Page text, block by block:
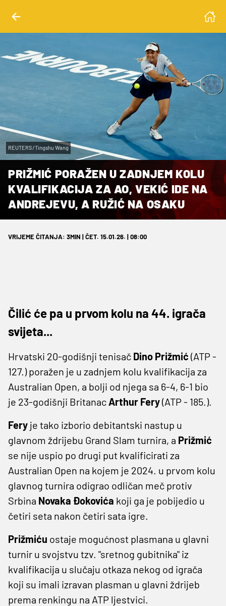
REUTERS/Tingshu Wang
PRIŽMIĆ PORAŽEN U ZADNJEM KOLU
KVALIFIKACIJA ZA AO, VEKIĆ IDE NA
ANDREJEVU, A RUŽIĆ NA OSAKU
VRIJEME ČITANJA: 3MIN | ČET. 15.01.26. | 08:00
Čilić će pa u prvom kolu na 44. igrača
svijeta...
Hrvatski 20-godišnji tenisač Dino Prižmić (ATP -
127.) poražen je u zadnjem kolu kvalifikacija za
Australian Open, a bolji od njega sa 6-4, 6-1 bio
je 23-godišnji Britanac Arthur Fery(ATP - 185.).
Fery je tako izborio debitantski nastup u
glavnom ždrijebu Grand Slam turnira, a Prižmić
se nije uspio po drugi put kvalificirati za
Australian Open na kojem je 2024. u prvom kolu
glavnog turnira odigrao odličan meč protiv
Srbina Novaka Đokovića koji ga je pobijedio u
četiri seta nakon četiri sata igre.
Prižmiću ostaje mogućnost plasmana u glavni
turnir u svojstvu tzv. "sretnog gubitnika" iz
kvalifikacija u slučaju otkaza nekog od igrača
koji su imali izravan plasman u glavni ždrijeb
prema renkingu na ATP ljestvici.